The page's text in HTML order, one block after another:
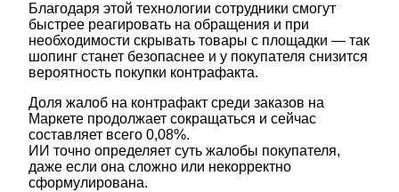
Благодаря этой технологии сотрудники смогут
быстрее реагировать на обращения и при
необходимости скрывать товары с площадки — так
шопинг станет безопаснее и у покупателя снизится
вероятность покупки контрафакта.
Доля жалоб на контрафакт среди заказов на
Маркете продолжает сокращаться и сейчас
составляет всего 0,08%.
ИИ точно определяет суть жалобы покупателя,
даже если она сложно или некорректно
сформулирована.